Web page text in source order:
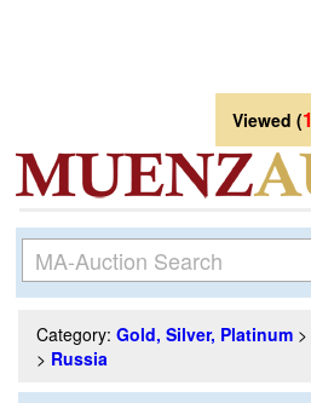
Viewed (1
Category: Gold, Silver, Platinum >
> Russia